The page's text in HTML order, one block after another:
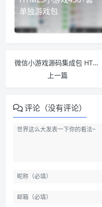
单独游戏包
微信小游戏源码集成包 HTML5小游戏430+套 单独游戏包
上一篇
评论（没有评论）